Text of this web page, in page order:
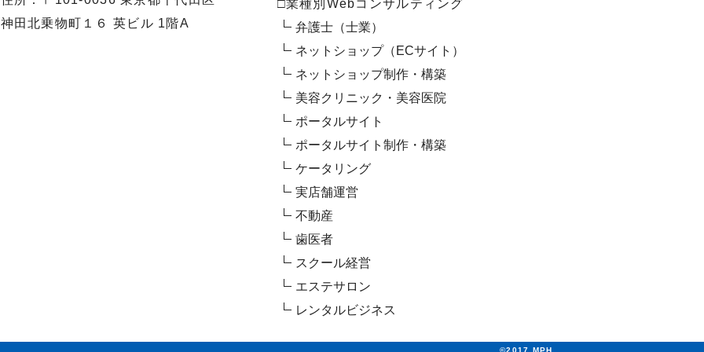
神田北乗物町１６ 英ビル 1階A
□業種別Webコンサルティング
弁護士（士業）
ネットショップ（ECサイト）
ネットショップ制作・構築
美容クリニック・美容医院
ポータルサイト
ポータルサイト制作・構築
ケータリング
実店舗運営
不動産
歯医者
スクール経営
エステサロン
レンタルビジネス
©2017 MPH.